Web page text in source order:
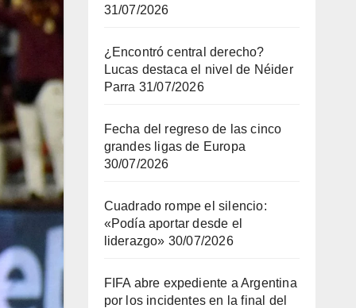
31/07/2026
¿Encontró central derecho?
Lucas destaca el nivel de Néider
Parra 31/07/2026
Fecha del regreso de las cinco
grandes ligas de Europa
30/07/2026
Cuadrado rompe el silencio:
«Podía aportar desde el
liderazgo» 30/07/2026
FIFA abre expediente a Argentina
por los incidentes en la final del